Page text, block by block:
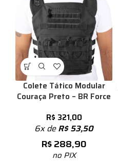
Colete Tático Modular
Couraça Preto – BR Force
R$ 321,00
6x deR$53,50
R$288,90
no PIX